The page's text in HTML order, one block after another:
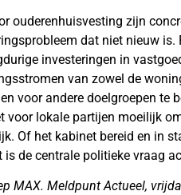
ouderenhuisvesting zijn
dat niet nieuw
investeringen in
van zowel de
voor andere doelgroepen te
voor lokale partijen moeilijk
Of het kabinet bereid en in
de centrale politieke vraag
MAX. Meldpunt Actueel,